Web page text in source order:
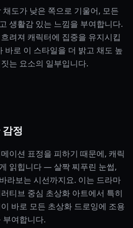
도가 낮은 쪽으로 기울어, 모든
생활감 있는 느낌을 부여합니다.
려져 캐릭터에 집중을 유지시킵
바로 이 스타일을 더 밝고 채도 높
는 요소의 일부입니다.
정
이션 표정을 피하기 때문에, 캐릭
읽힙니다 — 살짝 찌푸린 눈썹,
라보는 시선까지요. 이는 드라마
티브 중심 초상화 아트에서 특히
바로 모든 초상화 드로잉에 조용
부여합니다.